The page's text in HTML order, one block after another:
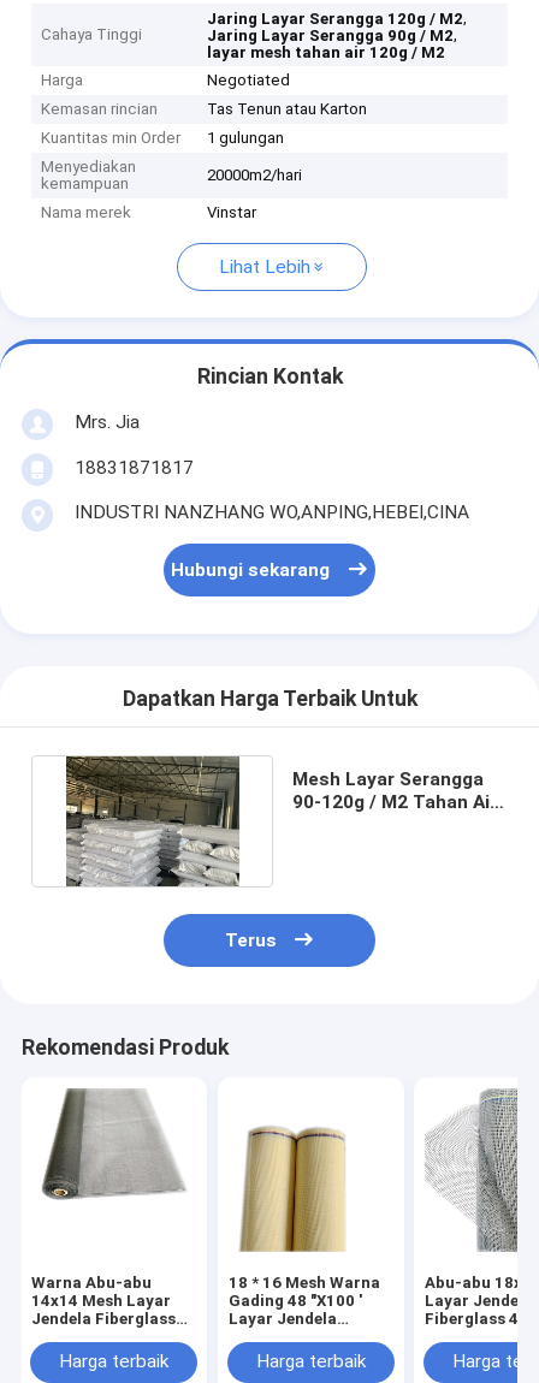
Cahaya Tinggi
Jaring Layar Serangga 120g / M2,
Jaring Layar Serangga 90g / M2,
layar mesh tahan air 120g / M2
Harga
Negotiated
Kemasan rincian
Tas Tenun atau Karton
Kuantitas min Order
1 gulungan
Menyediakan
kemampuan
20000m2/hari
Nama merek Vinstar
Lihat Lebih
Rincian Kontak
Mrs. Jia
18831871817
INDUSTRI NANZHANG WO,ANPING,HEBEI,CINA
Hubungi sekarang
Dapatkan Harga Terbaik Untuk
Mesh Layar Serangga
90-120g / M2 Tahan Air
Terus
Rekomendasi Produk
Warna Abu-abu
14x14 Mesh Layar
Jendela Fiberglass
Harga terbaik
18 * 16 Mesh Warna
Gading 48 "X100 '
Layar Jendela
Untuk Taman
Harga terbaik
Abu-abu
Layar Jendela
Fiberglass 48
Harga